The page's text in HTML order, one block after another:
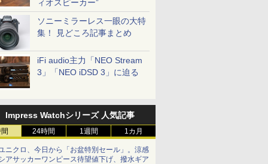
ィオスピーカー”
ソニーミラーレス一眼の大特
集！ 見どころ記事まとめ
iFi audio主力「NEO Stream
3」「NEO iDSD 3」に迫る
Impress Watchシリーズ 人気記事
24時間 1週間 1カ月
ニクロ、今日から「お盆特別セール」。涼感
アサッカーワンピース待望値下げ、撥水ギア